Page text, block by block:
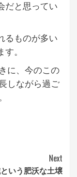
だと思ってい
るものが多い
。
に、今のこの
しながら過ご
Next
いう肥沃な土壌